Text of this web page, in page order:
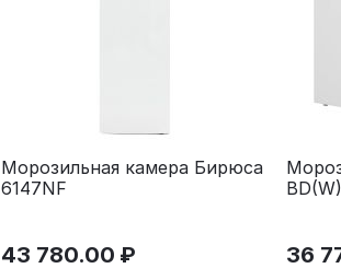
Морозильная камера Бирюса
6147NF
43 780.00 ₽ 36